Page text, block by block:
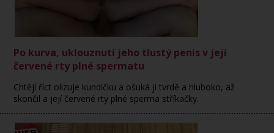
Po kurva, uklouznutí jeho tlustý penis v její
červené rty plné spermatu
Chtějí říct olizuje kundičku a ošuká ji tvrdě a hluboko, až
skončil a její červené rty plné sperma stříkačky.